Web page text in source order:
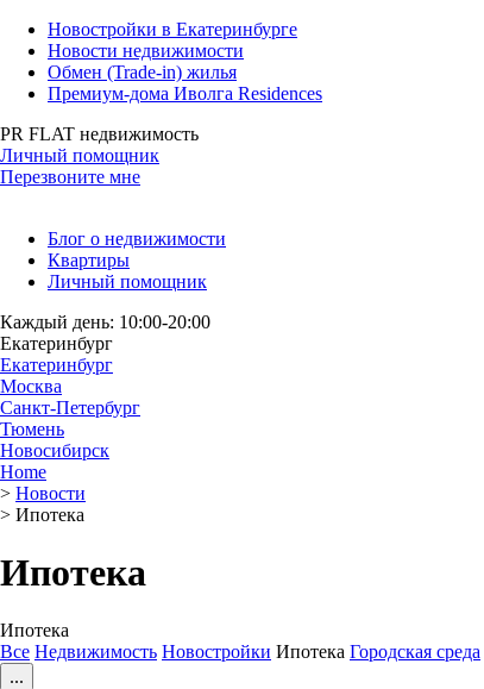
Новостройки в Екатеринбурге
Новости недвижимости
Обмен (Trade-in) жилья
Премиум-дома Иволга Residences
PR FLAT недвижимость
Личный помощник
Перезвоните мне
Блог о недвижимости
Квартиры
Личный помощник
Каждый день: 10:00-20:00
Екатеринбург
Екатеринбург
Москва
Санкт-Петербург
Тюмень
Новосибирск
Home
> Новости
> Ипотека
Ипотека
Ипотека
Все Недвижимость Новостройки Ипотека Городская среда
...